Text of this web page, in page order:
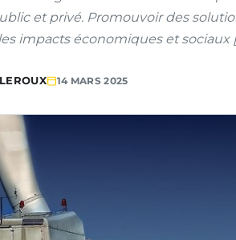
et privé. Promouvoir des
impacts économiques et sociaux
14 MARS 2025